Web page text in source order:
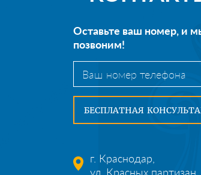
Оставьте ваш номер, и
позвоним!
г. Краснодар,
ул. Красных